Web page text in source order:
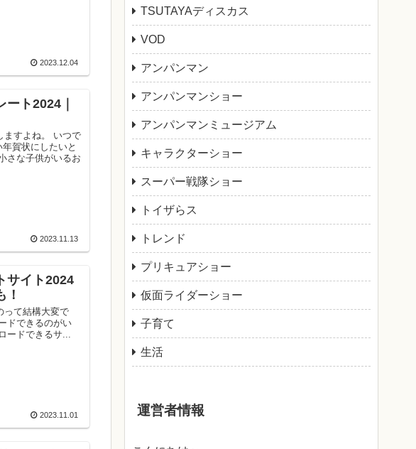
2023.12.04
ト2024｜
ますよね。 いつで
賀状にしたいと
さな子供がいるお
2023.11.13
サイト2024
！
って結構大変で
ドできるのがい
ードできるサ...
2023.11.01
TSUTAYAディスカス
VOD
アンパンマン
アンパンマンショー
アンパンマンミュージアム
キャラクターショー
スーパー戦隊ショー
トイザらス
トレンド
プリキュアショー
仮面ライダーショー
子育て
生活
運営者情報